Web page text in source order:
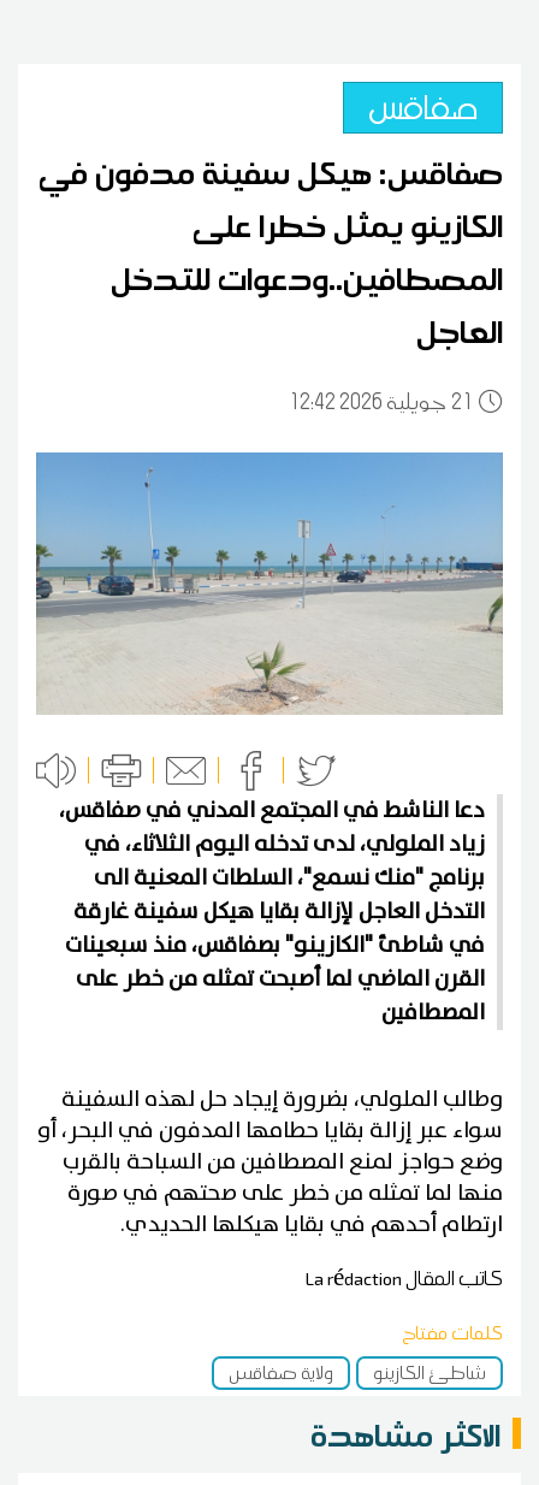
صفاقس
صفاقس: هيكل سفينة مدفون في
الكازينو يمثل خطرا على
المصطافين..ودعوات للتدخل
العاجل
21 12:42 2026 جويلية
دعا الناشط في المجتمع المدني في صفاقس،
زياد الملولي، لدى تدخله اليوم الثلاثاء، في
برنامج "منك نسمع"، السلطات المعنية الى
التدخل العاجل لإزالة بقايا هيكل سفينة غارقة
في شاطئ "الكازينو" بصفاقس، منذ سبعينات
القرن الماضي لما أصبحت تمثله من خطر على
المصطافين
وطالب الملولي، بضرورة إيجاد حل لهذه السفينة
سواء عبر إزالة بقايا حطامها المدفون في البحر، أو
وضع حواجز لمنع المصطافين من السباحة بالقرب
منها لما تمثله من خطر على صحتهم في صورة
ارتطام أحدهم في بقايا هيكلها الحديدي.
كاتب المقالLa rédaction
كلمات مفتاح
شاطئ الكازينو
ولاية صفاقس
الاكثر مشاهدة